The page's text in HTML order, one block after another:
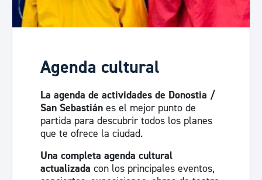
Agenda cultural
La agenda de actividades de Donostia /
San Sebastián es el mejor punto de
partida para descubrir todos los planes
que te ofrece la ciudad.
Una completa agenda cultural
actualizada con los principales eventos,